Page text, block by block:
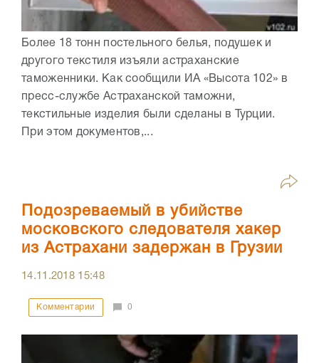
Более 18 тонн постельного белья, подушек и
другого текстиля изъяли астраханские
таможенники. Как сообщили ИА «Высота 102» в
пресс-службе Астраханской таможни,
текстильные изделия были сделаны в Турции.
При этом документов,...
Подозреваемый в убийстве
московского следователя хакер
из Астрахани задержан в Грузии
14.11.2018 15:48
Комментарии 0